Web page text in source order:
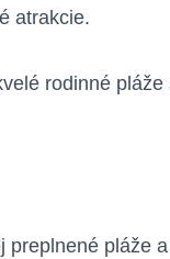
atrakcie.
rodinné
pláže